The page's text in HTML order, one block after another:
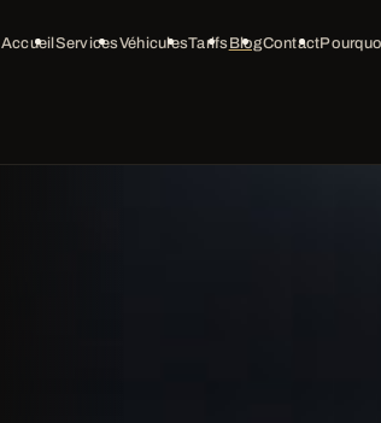
AccueilServicesVéhiculesTarifsBlogContact